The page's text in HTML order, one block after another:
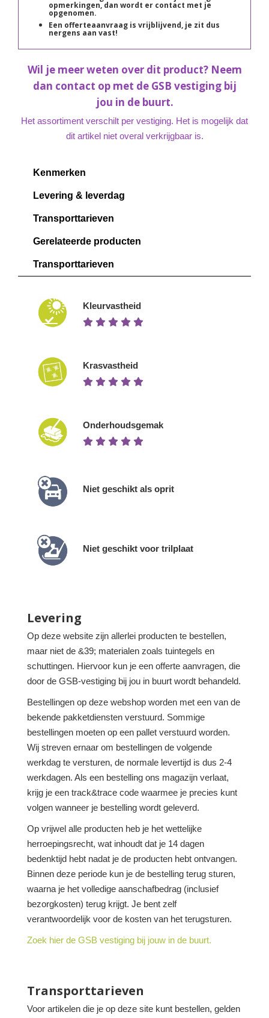
opmerkingen, dan wordt er contact met je
opgenomen.
Een offerteaanvraag is vrijblijvend, je zit dus
nergens aan vast!
Wil je meer weten over dit product? Neem
dan contact op met de GSB vestiging bij
jou in de buurt.
Het assortiment verschilt per vestiging. Het is mogelijk dat
dit artikel niet overal verkrijgbaar is.
Kenmerken
Levering & leverdag
Transporttarieven
Gerelateerde producten
Transporttarieven
Kleurvastheid
Krasvastheid
Onderhoudsgemak
Niet geschikt als oprit
Niet geschikt voor trilplaat
Levering
Op deze website zijn allerlei producten te bestellen,
maar niet de &39; materialen zoals tuintegels en
schuttingen. Hiervoor kun je een offerte aanvragen, die
door de GSB-vestiging bij jou in buurt wordt behandeld.
Bestellingen op deze webshop worden met een van de
bekende pakketdiensten verstuurd. Sommige
bestellingen moeten op een pallet verstuurd worden.
Wij streven ernaar om bestellingen de volgende
werkdag te versturen, de normale levertijd is dus 2-4
werkdagen. Als een bestelling ons magazijn verlaat,
krijg je een track&trace code waarmee je precies kunt
volgen wanneer je bestelling wordt geleverd.
Op vrijwel alle producten heb je het wettelijke
herroepingsrecht, wat inhoudt dat je 14 dagen
bedenktijd hebt nadat je de producten hebt ontvangen.
Binnen deze periode kun je de bestelling terug sturen,
waarna je het volledige aanschafbedrag (inclusief
bezorgkosten) terug krijgt. Je bent zelf
verantwoordelijk voor de kosten van het terugsturen.
Zoek hier de GSB vestiging bij jouw in de buurt.
Transporttarieven
Voor artikelen die je op deze site kunt bestellen, gelden